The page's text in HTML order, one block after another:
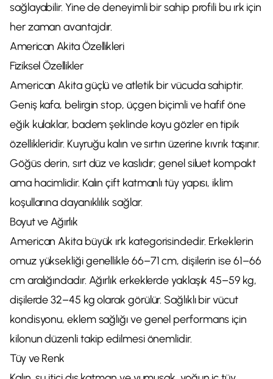
sağlayabilir. Yine de deneyimli bir sahip profili bu ırk için
her zaman avantajdır.
American Akita Özellikleri
Fiziksel Özellikler
American Akita güçlü ve atletik bir vücuda sahiptir.
Geniş kafa, belirgin stop, üçgen biçimli ve hafif öne
eğik kulaklar, badem şeklinde koyu gözler en tipik
özellikleridir. Kuyruğu kalın ve sırtın üzerine kıvrık taşınır.
Göğüs derin, sırt düz ve kaslıdır; genel siluet kompakt
ama hacimlidir. Kalın çift katmanlı tüy yapısı, iklim
koşullarına dayanıklılık sağlar.
Boyut ve Ağırlık
American Akita büyük ırk kategorisindedir. Erkeklerin
omuz yüksekliği genellikle 66–71 cm, dişilerin ise 61–66
cm aralığındadır. Ağırlık erkeklerde yaklaşık 45–59 kg,
dişilerde 32–45 kg olarak görülür. Sağlıklı bir vücut
kondisyonu, eklem sağlığı ve genel performans için
kilonun düzenli takip edilmesi önemlidir.
Tüy ve Renk